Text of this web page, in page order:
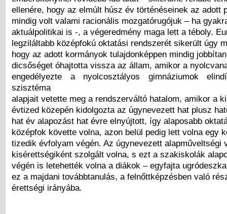
ellenére, hogy az elmúlt húsz év történéseinek az adott
mindig volt valami racionális mozgatórugójuk – ha
aktuálpolitikai is -, a végeredmény maga lett a téboly.
legziláltabb középfokú oktatási rendszerét sikerült úgy
hogy az adott kormányok tulajdonképpen mindig
dicsőséget óhajtotta vissza az állam, amikor a
engedélyezte a nyolcosztályos gimnáziumok
szisztéma
alapjait vetette meg a rendszerváltó hatalom, amikor a
évtized közepén kidolgozta az úgynevezett hat plusz
hat év alapozást hat évre elnyújtott, így alaposabb
középfok követte volna, azon belül pedig lett volna egy
tizedik évfolyam végén. Az úgynevezett alapműveltségi
kisérettségiként szolgált volna, s ezt a szakiskolák
végén is letehették volna a diákok – egyfajta
ez a majdani továbbtanulás, a felnőttképzésben való
érettségi irányába.